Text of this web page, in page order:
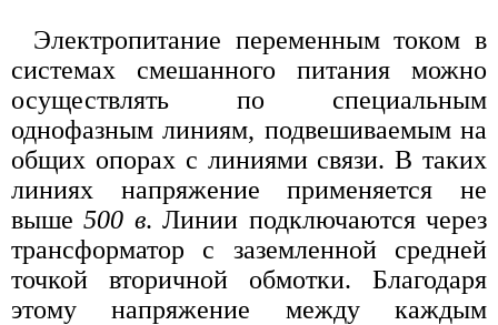
Электропитание переменным током в
системах смешанного питания можно
осуществлять по специальным
однофазным линиям, подвешиваемым на
общих опорах с линиями связи. В таких
линиях напряжение применяется не
выше500 в. Линии подключаются через
трансформатор с заземленной средней
точкой вторичной обмотки. Благодаря
этому напряжение между каждым